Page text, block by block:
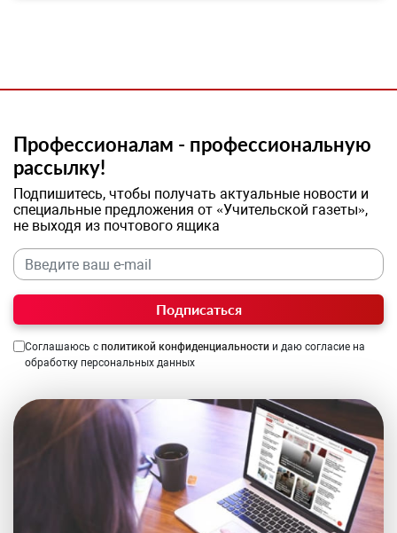
Профессионалам - профессиональную
рассылку!
Подпишитесь, чтобы получать актуальные новости и
специальные предложения от «Учительской газеты»,
не выходя из почтового ящика
Подписаться
Соглашаюсь с политикой конфиденциальности и даю согласие на
обработку персональных данных